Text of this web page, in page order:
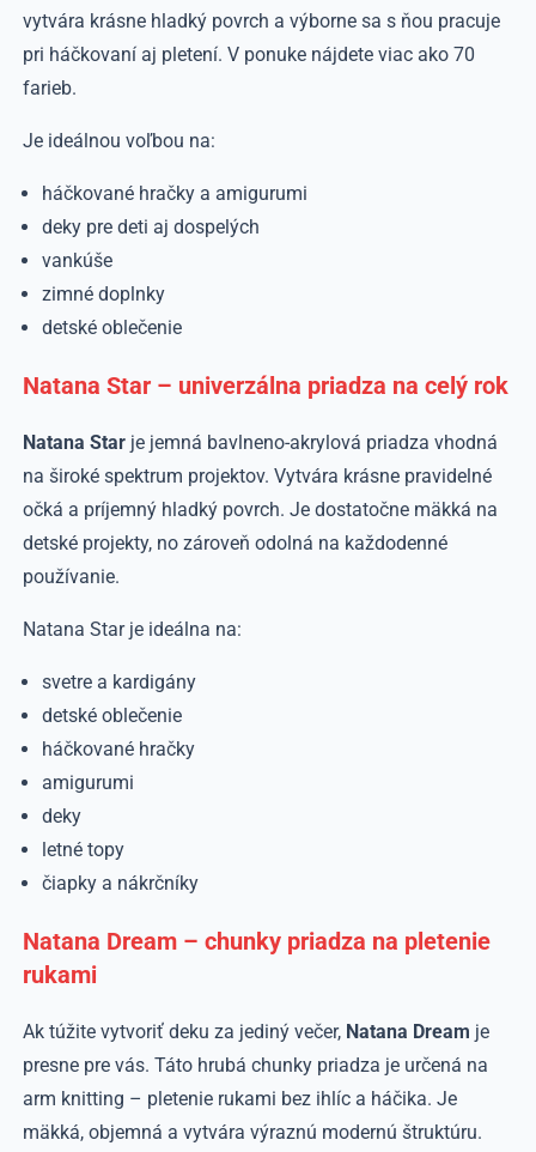
vytvára krásne hladký povrch a výborne sa s ňou pracuje
pri háčkovaní aj pletení. V ponuke nájdete viac ako 70
farieb.
Je ideálnou voľbou na:
háčkované hračky a amigurumi
deky pre deti aj dospelých
vankúše
zimné doplnky
detské oblečenie
Natana Star – univerzálna priadza na celý rok
Natana Star je jemná bavlneno-akrylová priadza vhodná
na široké spektrum projektov. Vytvára krásne pravidelné
očká a príjemný hladký povrch. Je dostatočne mäkká na
detské projekty, no zároveň odolná na každodenné
používanie.
Natana Star je ideálna na:
svetre a kardigány
detské oblečenie
háčkované hračky
amigurumi
deky
letné topy
čiapky a nákrčníky
Natana Dream – chunky priadza na pletenie
rukami
Ak túžite vytvoriť deku za jediný večer, Natana Dream je
presne pre vás. Táto hrubá chunky priadza je určená na
arm knitting – pletenie rukami bez ihlíc a háčika. Je
mäkká, objemná a vytvára výraznú modernú štruktúru.